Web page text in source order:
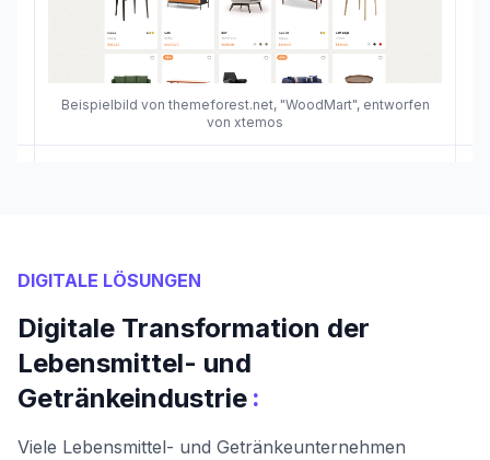
Beispielbild von themeforest.net, "WoodMart", entworfen
von xtemos
DIGITALE LÖSUNGEN
Digitale Transformation der
Lebensmittel- und
Getränkeindustrie :
Viele Lebensmittel- und Getränkeunternehmen